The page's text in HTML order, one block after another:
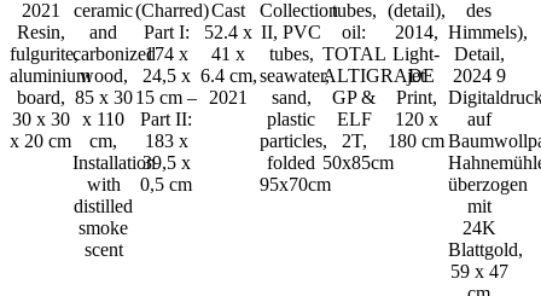
2021
Resin,
fulgurite,
aluminium
board,
30 x 30
x 20 cm
ceramic
and
carbonized
wood,
85 x 30
x 110
cm,
Installation
with
distilled
smoke
scent
(Charred)
Part I:
174 x
24,5 x
15 cm –
Part II:
183 x
39,5 x
0,5 cm
Cast
52.4 x
41 x
6.4 cm,
2021
Collection
II, PVC
tubes,
seawater,
sand,
plastic
particles,
folded
95x70cm
tubes,
oil:
TOTAL
ALTIGRADE
GP &
ELF
2T,
50x85cm
(detail),
2014,
Light-
jet
Print,
120 x
180 cm
des
Himmels),
Detail,
2024 9
auf
überzogen
mit
24K
Blattgold,
59 x 47